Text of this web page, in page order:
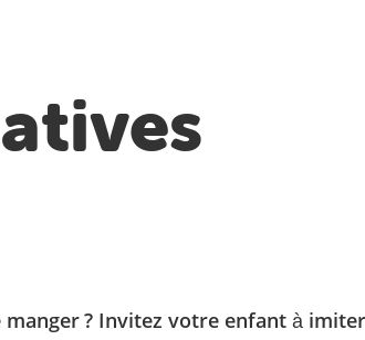
manger ? Invitez votre enfant à